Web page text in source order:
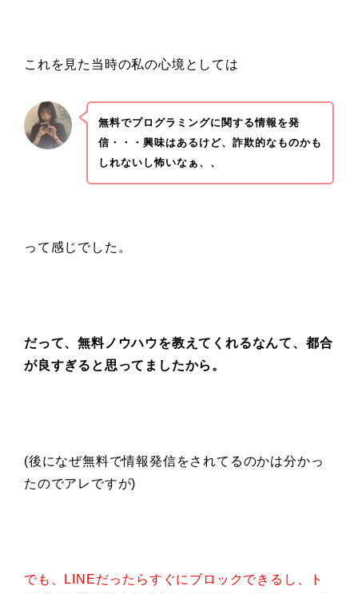
これを見た当時の私の心境としては
無料でプログラミングに関する情報を発
信・・・興味はあるけど、詐欺的なものかも
しれないし怖いなぁ、、
って感じでした。
だって、無料ノウハウを教えてくれるなんて、都合
が良すぎると思ってましたから。
(後になぜ無料で情報発信をされてるのかは分かっ
たのでアレですが)
でも、LINEだったらすぐにブロックできるし、ト